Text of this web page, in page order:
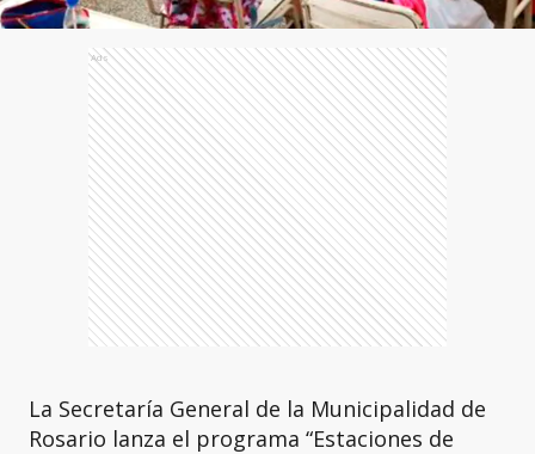
Ads
La Secretaría General de la Municipalidad de
Rosario lanza el programa “Estaciones de